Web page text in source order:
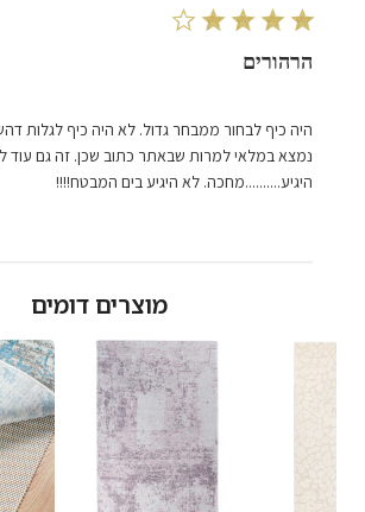
הרהורים
היה כיף לבחור ממבחר גדול. לא היה כיף לגלות
נמצא במלאי למרות שבאתר כתוב שכן. זה גם עוד
היגיע..........מחכה. לא היגיע בים המבטח!!!!
מוצרים דומים